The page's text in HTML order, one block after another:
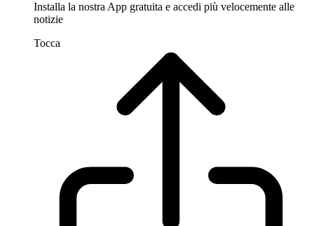
Installa la nostra App gratuita e accedi più velocemente alle
notizie
Tocca